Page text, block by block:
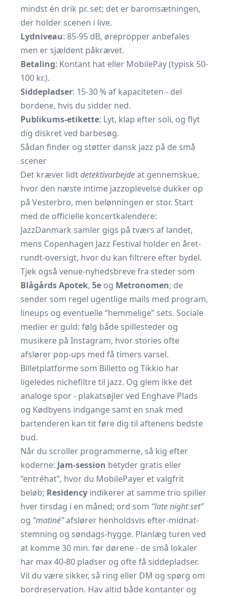
mindst én drik pr. set; det er baromsætningen,
der holder scenen i live.
Lydniveau: 85-95 dB, ørepropper anbefales
men er sjældent påkrævet.
Betaling: Kontant hat eller MobilePay (typisk 50-
100 kr.).
Siddepladser: 15-30 % af kapaciteten - del
bordene, hvis du sidder ned.
Publikums-etikette: Lyt, klap efter soli, og flyt
dig diskret ved barbesøg.
Sådan finder og støtter dansk jazz på de små
scener
Det kræver lidtdetektivarbejdeat gennemskue,
hvor den næste intime jazzoplevelse dukker op
på Vesterbro, men belønningen er stor. Start
med de officielle koncertkalendere:
JazzDanmark samler gigs på tværs af landet,
mens Copenhagen Jazz Festival holder en året-
rundt-oversigt, hvor du kan filtrere efter bydel.
Tjek også venue-nyhedsbreve fra steder som
Blågårds Apotek, 5e og Metronomen; de
sender som regel ugentlige mails med program,
lineups og eventuelle “hemmelige” sets. Sociale
medier er guld: følg både spillesteder og
musikere på Instagram, hvor stories ofte
afslører pop-ups med få timers varsel.
Billetplatforme som Billetto og Tikkio har
ligeledes nichefiltre til jazz. Og glem ikke det
analoge spor - plakatsøjler ved Enghave Plads
og Kødbyens indgange samt en snak med
bartenderen kan tit føre dig til aftenens bedste
bud.
Når du scroller programmerne, så kig efter
koderne: Jam-session betyder gratis eller
“entréhat”, hvor du MobilePayer et valgfrit
beløb; Residency indikerer at samme trio spiller
hver tirsdag i en måned; ord som “late night set”
og “matiné”afslører henholdsvis efter-midnat-
stemning og søndags-hygge. Planlæg turen ved
at komme 30 min. før dørene - de små lokaler
har max 40-80 pladser og ofte få siddepladser.
Vil du være sikker, så ring eller DM og spørg om
bordreservation. Hav altid både kontanter og